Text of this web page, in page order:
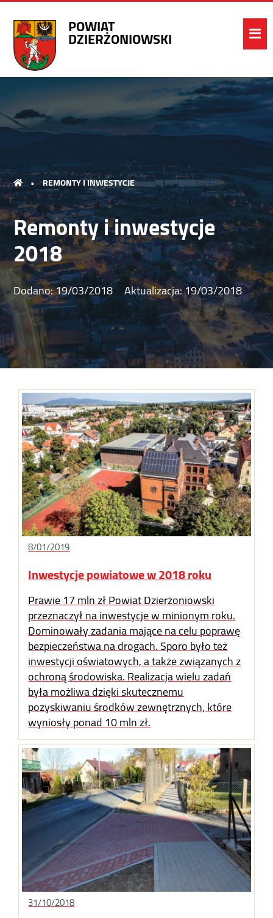
POWIAT
DZIERŻONIOWSKI
• REMONTY I INWESTYCJE
Remonty i inwestycje
2018
Dodano:19/03/2018 Aktualizacja:19/03/2018
8/01/2019
Inwestycje powiatowe w 2018 roku
Prawie 17 mln zł Powiat Dzierżoniowski
przeznaczył na inwestycje w minionym roku.
Dominowały zadania mające na celu poprawę
bezpieczeństwa na drogach. Sporo było też
inwestycji oświatowych, a także związanych z
ochroną środowiska. Realizacja wielu zadań
była możliwa dzięki skutecznemu
pozyskiwaniu środków zewnętrznych, które
wyniosły ponad 10 mln zł.
31/10/2018